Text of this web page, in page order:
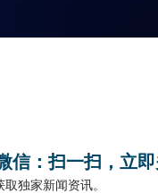
信：扫一扫，立
独家新闻资讯。